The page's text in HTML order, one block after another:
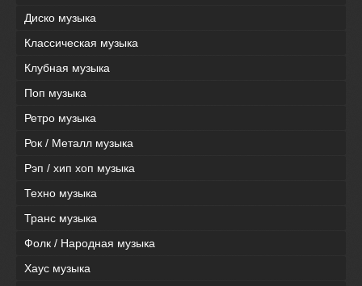
Диско музыка
Классическая музыка
Клубная музыка
Поп музыка
Ретро музыка
Рок / Металл музыка
Рэп / хип хоп музыка
Техно музыка
Транс музыка
Фолк / Народная музыка
Хаус музыка